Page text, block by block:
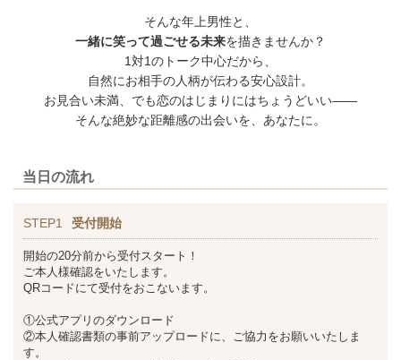
そんな年上男性と、
一緒に笑って過ごせる未来を描きませんか？
1対1のトーク中心だから、
自然にお相手の人柄が伝わる安心設計。
お見合い未満、でも恋のはじまりにはちょうどいい――
そんな絶妙な距離感の出会いを、あなたに。
当日の流れ
STEP1 受付開始
開始の20分前から受付スタート！
ご本人様確認をいたします。
QRコードにて受付をおこないます。
①公式アプリのダウンロード
②本人確認書類の事前アップロードに、ご協力をお願いいたしま
す。